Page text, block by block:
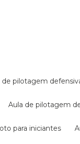
de pilotagem
aula de pilotagem
para iniciantes